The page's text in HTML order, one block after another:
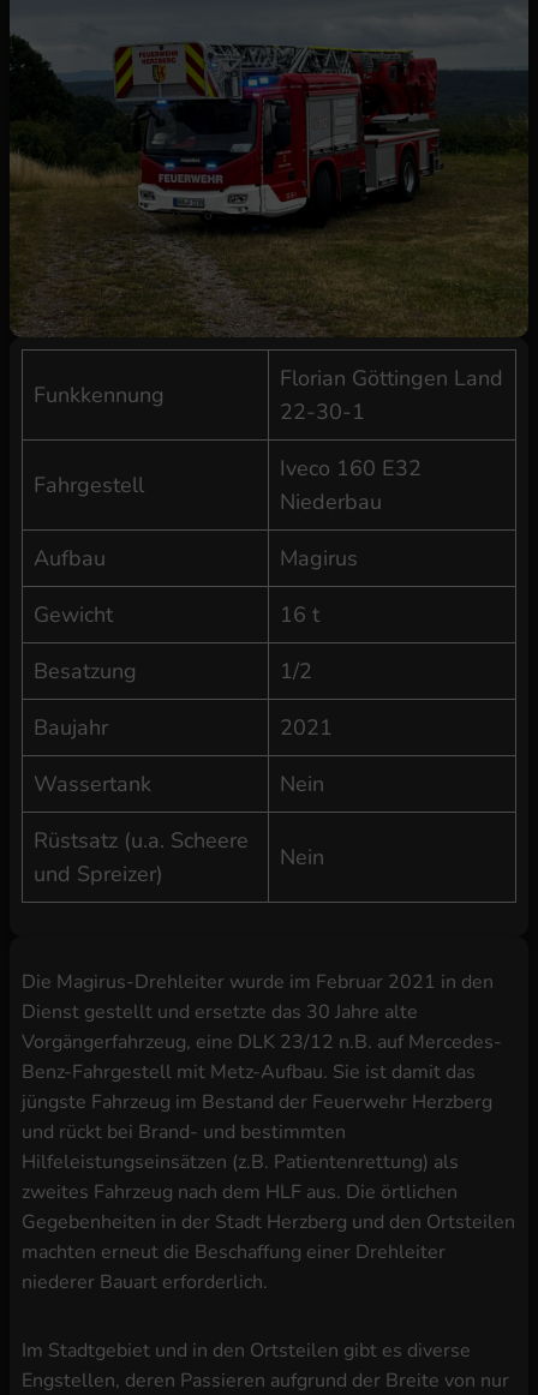
Funkkennung
Florian Göttingen Land
22-30-1
Fahrgestell
Iveco 160 E32
Niederbau
Aufbau
Magirus
Gewicht
16 t
Besatzung
1/2
Baujahr
2021
Wassertank
Nein
Rüstsatz (u.a. Scheere
und Spreizer)
Nein
Die Magirus-Drehleiter wurde im Februar 2021 in den
Dienst gestellt und ersetzte das 30 Jahre alte
Vorgängerfahrzeug, eine DLK 23/12 n.B. auf Mercedes-
Benz-Fahrgestell mit Metz-Aufbau. Sie ist damit das
jüngste Fahrzeug im Bestand der Feuerwehr Herzberg
und rückt bei Brand- und bestimmten
Hilfeleistungseinsätzen (z.B. Patientenrettung) als
zweites Fahrzeug nach dem HLF aus. Die örtlichen
Gegebenheiten in der Stadt Herzberg und den Ortsteilen
machten erneut die Beschaffung einer Drehleiter
niederer Bauart erforderlich.
Im Stadtgebiet und in den Ortsteilen gibt es diverse
Engstellen, deren Passieren aufgrund der Breite von nur